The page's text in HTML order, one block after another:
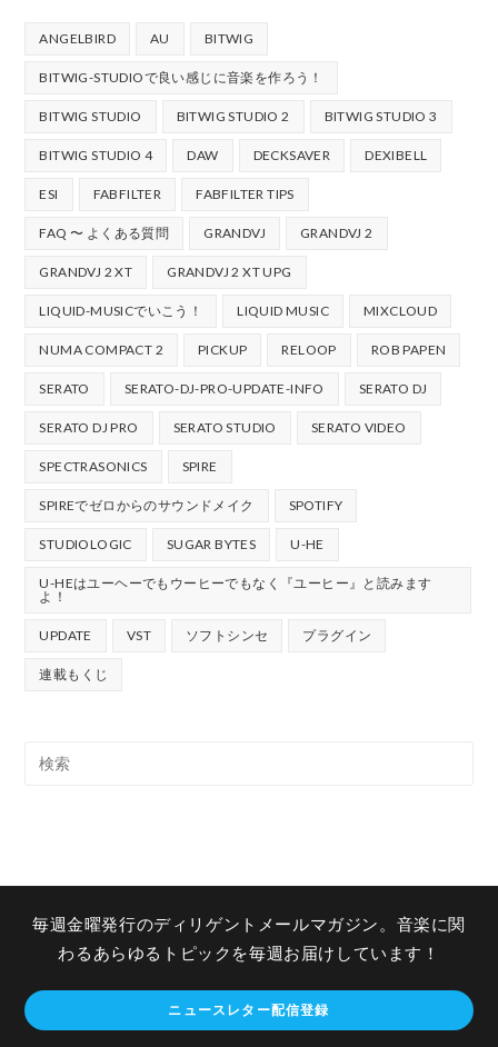
ANGELBIRD AU BITWIG
BITWIG-STUDIOで良い感じに音楽を作ろう！
BITWIG STUDIO BITWIG STUDIO 2 BITWIG STUDIO 3
BITWIG STUDIO 4 DAW DECKSAVER DEXIBELL
ESI FABFILTER FABFILTER TIPS
FAQ 〜 よくある質問 GRANDVJ GRANDVJ 2
GRANDVJ 2 XT GRANDVJ 2 XT UPG
LIQUID-MUSICでいこう！ LIQUID MUSIC MIXCLOUD
NUMA COMPACT 2 PICKUP RELOOP ROB PAPEN
SERATO SERATO-DJ-PRO-UPDATE-INFO SERATO DJ
SERATO DJ PRO SERATO STUDIO SERATO VIDEO
SPECTRASONICS SPIRE
SPIREでゼロからのサウンドメイク SPOTIFY
STUDIOLOGIC SUGAR BYTES U-HE
U-HEはユーヘーでもウーヒーでもなく『ユーヒー』と読みます
よ！
UPDATE VST ソフトシンセ プラグイン
連載もくじ
毎週金曜発行のディリゲントメールマガジン。音楽に関
わるあらゆるトピックを毎週お届けしています！
ニュースレター配信登録